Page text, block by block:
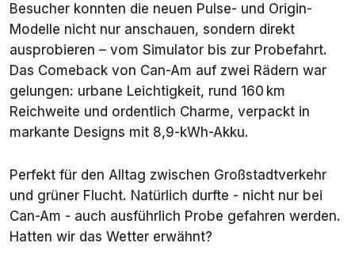
Besucher konnten die neuen Pulse- und Origin-
Modelle nicht nur anschauen, sondern direkt
ausprobieren – vom Simulator bis zur Probefahrt.
Das Comeback von Can-Am auf zwei Rädern war
gelungen: urbane Leichtigkeit, rund 160 km
Reichweite und ordentlich Charme, verpackt in
markante Designs mit 8,9-kWh-Akku.
Perfekt für den Alltag zwischen Großstadtverkehr
und grüner Flucht. Natürlich durfte - nicht nur bei
Can-Am - auch ausführlich Probe gefahren werden.
Hatten wir das Wetter erwähnt?